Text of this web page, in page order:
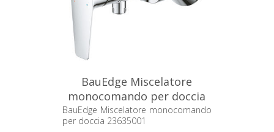
BauEdge Miscelatore
monocomando per doccia
23635001
BauEdge Miscelatore monocomando
per doccia 23635001